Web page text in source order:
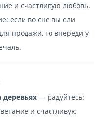
и счастливую любовь.
если во сне вы ели
продажи, то впереди у
— радуйтесь:
и счастливую